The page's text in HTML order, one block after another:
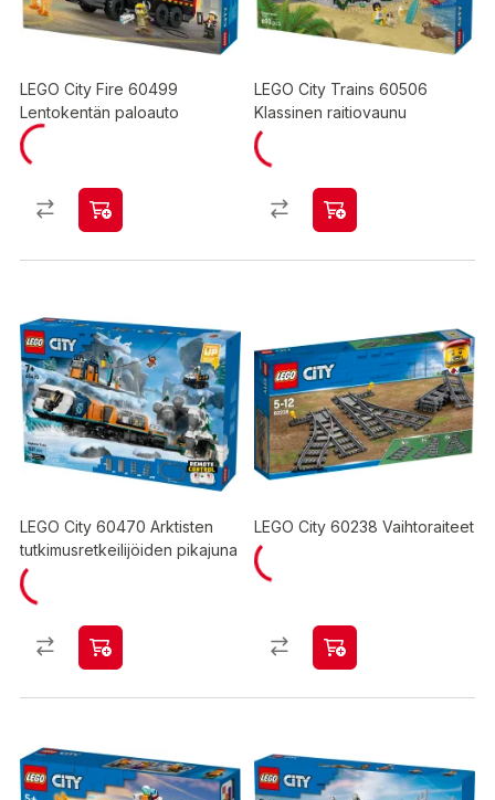
LEGO City Fire 60499
Lentokentän paloauto
LEGO City Trains 60506
Klassinen raitiovaunu
LEGO City 60470 Arktisten
tutkimusretkeilijöiden pikajuna
LEGO City 60238 Vaihtoraiteet